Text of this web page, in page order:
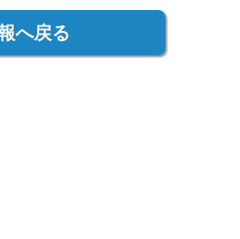
へ戻る